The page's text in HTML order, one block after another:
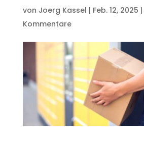
von Joerg Kassel | Feb. 12, 2025 |
Kommentare